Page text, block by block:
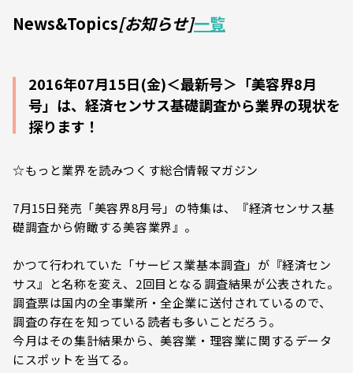
News&Topics[お知らせ]一覧
2016年07月15日(金)＜最新号＞「美容界8月
号」は、経済センサス基礎調査から業界の現状を
探ります！
☆もっと業界を読みつくす総合情報マガジン
7月15日発売「美容界8月号」の特集は、『経済センサス基
礎調査から俯瞰する美容業界』。
かつて行われていた「サービス業基本調査」が『経済セン
サス』と名称を変え、2回目となる調査結果が公表された。
調査票は国内の全事業所・全企業に送付されているので、
調査の存在を知っている読者も多いことだろう。
今月はその集計結果から、美容業・理容業に関するデータ
にスポットを当てる。